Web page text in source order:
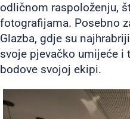
odličnom raspoloženju,
fotografijama. Posebno
Glazba, gdje su
svoje pjevačko umijeće
bodove svojoj ekipi.